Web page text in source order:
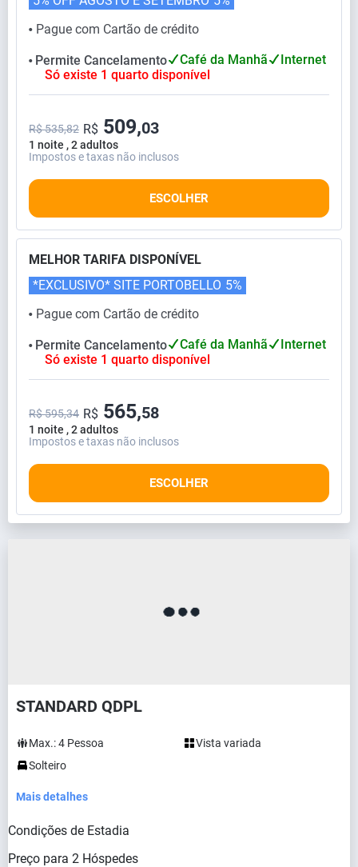
⬤ Pague com Cartão de crédito
⬤ Permite Cancelamento Café da Manhã
Internet
Só existe 1 quarto disponível
1 noite , 2 adultos
R$ 535,82 R$ 509,03
Impostos e taxas não inclusos
ESCOLHER
MELHOR TARIFA DISPONÍVEL
⬤ Pague com Cartão de crédito
*EXCLUSIVO* SITE PORTOBELLO 5%
⬤ Permite Cancelamento Café da Manhã
Internet
Só existe 1 quarto disponível
1 noite , 2 adultos
R$ 595,34 R$ 565,58
Impostos e taxas não inclusos
ESCOLHER
STANDARD QDPL
Max.:4 Pessoa
Vista variada
Solteiro
Mais detalhes
Condições de Estadia
Preço para 2 Hóspedes